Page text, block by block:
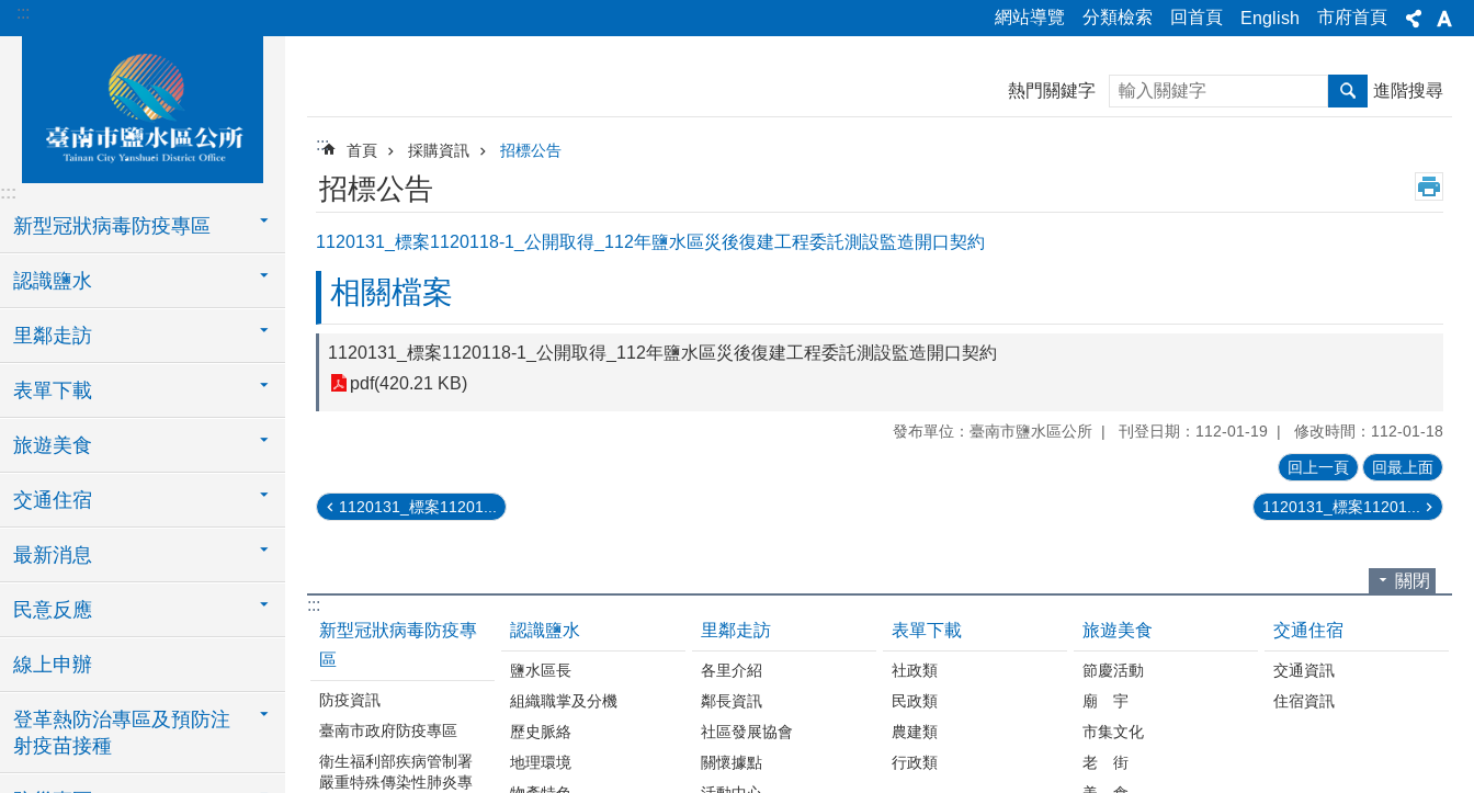
跳到主要內容區塊
::: 網站導覽 分類檢索 回首頁 English 市府首頁
:::
新型冠狀病毒防疫專區
認識鹽水
里鄰走訪
表單下載
旅遊美食
交通住宿
最新消息
民意反應
線上申辦
登革熱防治專區及預防注
射疫苗接種
熱門關鍵字 搜尋 進階搜尋
::: 首頁 採購資訊 招標公告
招標公告
1120131_標案1120118-1_公開取得_112年鹽水區災後復建工程委託測設監造開口契約
相關檔案
1120131_標案1120118-1_公開取得_112年鹽水區災後復建工程委託測設監造開口契約
pdf(420.21 KB)
發布單位：臺南市鹽水區公所 刊登日期：112-01-19 修改時間：112-01-18
回上一頁 回最上面
1120131_標案11201... 1120131_標案11201...
關閉
:::
新型冠狀病毒防疫專
區
防疫資訊
臺南市政府防疫專區
衛生福利部疾病管制署
嚴重特殊傳染性肺炎專
認識鹽水
鹽水區長
組織職掌及分機
歷史脈絡
地理環境
里鄰走訪
各里介紹
鄰長資訊
社區發展協會
關懷據點
表單下載
社政類
民政類
農建類
行政類
旅遊美食
節慶活動
廟 宇
市集文化
老 街
交通住宿
交通資訊
住宿資訊